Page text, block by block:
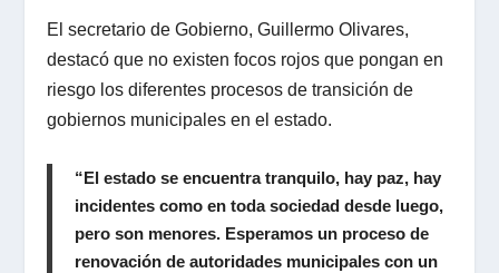
El secretario de Gobierno, Guillermo Olivares,
destacó que no existen focos rojos que pongan en
riesgo los diferentes procesos de transición de
gobiernos municipales en el estado.
“El estado se encuentra tranquilo, hay paz, hay
incidentes como en toda sociedad desde luego,
pero son menores. Esperamos un proceso de
renovación de autoridades municipales con un